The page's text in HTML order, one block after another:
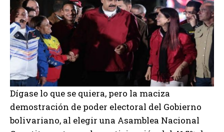
Dígase lo que se quiera, pero la maciza
demostración de poder electoral del Gobierno
bolivariano, al elegir una Asamblea Nacional